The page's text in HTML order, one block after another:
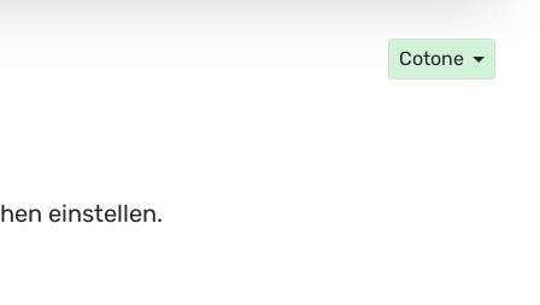
Cotone
einstellen.